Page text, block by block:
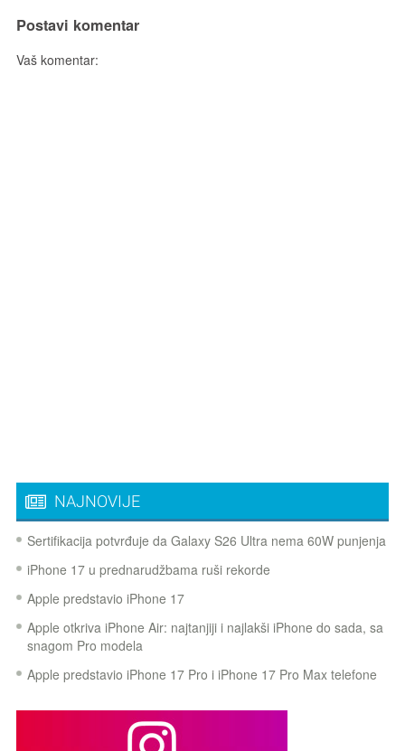
Postavi komentar
Vaš komentar:
NAJNOVIJE
Sertifikacija potvrđuje da Galaxy S26 Ultra nema 60W punjenja
iPhone 17 u prednarudžbama ruši rekorde
Apple predstavio iPhone 17
Apple otkriva iPhone Air: najtanjiji i najlakši iPhone do sada, sa
snagom Pro modela
Apple predstavio iPhone 17 Pro i iPhone 17 Pro Max telefone